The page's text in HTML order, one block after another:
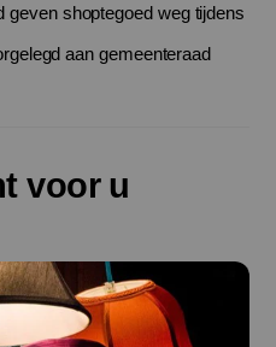
geven shoptegoed weg tijdens
aan gemeenteraad
voor u